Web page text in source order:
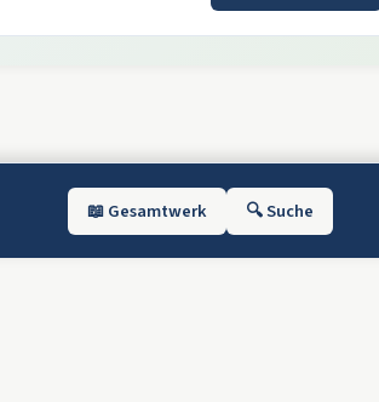
📖 Gesamtwerk 🔍 Suche